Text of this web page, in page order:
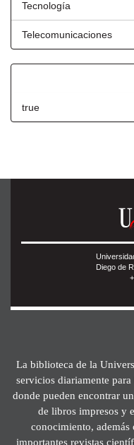
Tecnología
Telecomunicaciones
true
Diego de
La biblioteca de la
servicios diariamente
donde pueden encontrar
de libros impresos y
conocimiento, además
importantes revistas